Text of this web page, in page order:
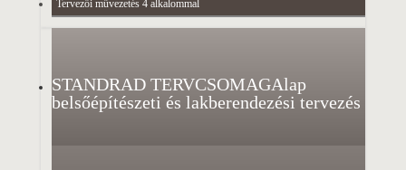
Tervezői művezetés 4 alkalommal
STANDRAD TERVCSOMAGAlap
belsőépítészeti és lakberendezési tervezés